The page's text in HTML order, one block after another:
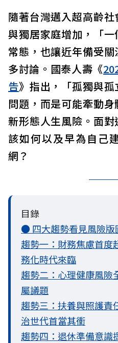
隨著台灣邁入超高齡
與獨居家庭增加，「
常態，也讓近年備受
多討論。國泰人壽《
告》指出，「孤獨與
問題，而是可能牽動
新形態人生風險。面
該如何以及早為自己
網？
目錄
● 四大趨勢看見風險版
趨勢一：財務焦慮首度
務化時代來臨
趨勢二：心理健康風險
屬議題
趨勢三：扶養與照護責
治世代首當其衝
趨勢四：退休準備意識